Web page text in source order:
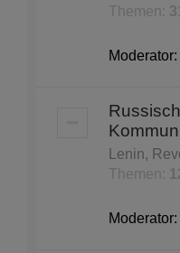
Themen: 31
Moderator:
Lenin,
Themen:
Moderator: